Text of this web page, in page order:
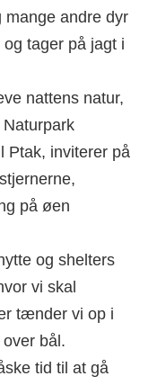
andre dyr
tager på jagt i
nattens natur,
Ptak, inviterer på
på øen
og shelters
vi skal
tænder vi op i
bål.
tid til at gå